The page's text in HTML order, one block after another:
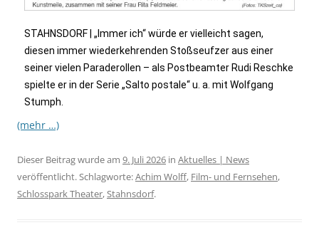
STAHNSDORF | „Immer ich“ würde er vielleicht sagen,
diesen immer wiederkehrenden Stoßseufzer aus einer
seiner vielen Paraderollen – als Postbeamter Rudi Reschke
spielte er in der Serie „Salto postale“ u. a. mit Wolfgang
Stumph.
(mehr …)
Dieser Beitrag wurde am 9. Juli 2026 in Aktuelles | News
veröffentlicht. Schlagworte:Achim Wolff, Film- und Fernsehen,
Schlosspark Theater,Stahnsdorf.